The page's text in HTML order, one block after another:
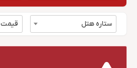
ستاره هتل قیمت